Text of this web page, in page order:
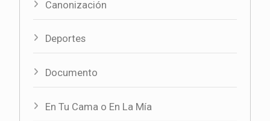
Canonización
Deportes
Documento
En Tu Cama o En La Mía